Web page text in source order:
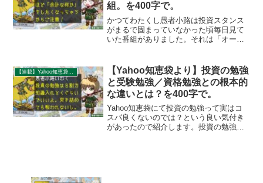
組。を400字で。
かつてわたくし愚者小路は投資スタンス
がまるで固まっていなかった頃毎日見て
いた番組がありました。それは「オープ
り上げるもので、熱心に情報を集めるあ
まり売買にもやたら積極的になってしま
った苦い思い出があります。
【Yahoo知恵袋より】投資の勉強
と受験勉強／資格勉強との根本的
な違いとは？を400字で。
Yahoo知恵袋にて投資の勉強って実はコ
スパ良くないのでは？という良い気付き
があったので紹介します。投資の勉強は